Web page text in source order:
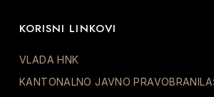
KORISNI LINKOVI
VLADA HNK
KANTONALNO JAVNO